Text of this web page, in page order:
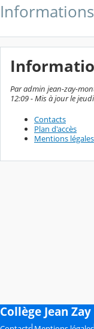
Par admin jean-zay-
12:09 - Mis à jour le
Contacts
Plan d'accès
Mentions légales
Collège Jean